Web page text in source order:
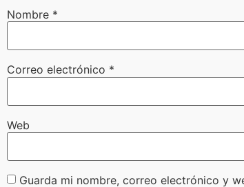
Nombre *
Correo electrónico *
Web
Guarda mi nombre, correo electrónico y